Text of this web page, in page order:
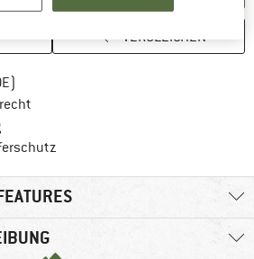
VERGLEICHEN
Finde die Zahlungs-Infos hier! Öffnet